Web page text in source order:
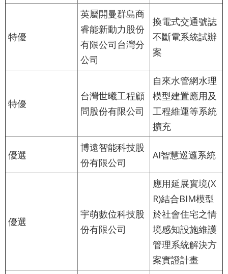
隱
權
資
安
政
策
聯
們
特優
英屬開曼群島商
睿能新動力股份
有限公司台灣分
公司
換電式交通號誌
不斷電系統試辦
案
特優
台灣世曦工程顧
問股份有限公司
自來水管網水理
模型建置應用及
工程維運等系統
擴充
優選
博遠智能科技股
份有限公司
AI智慧巡邏系統
優選
宇萌數位科技股
份有限公司
應用延展實境(X
R)結合BIM模型
於社會住宅之情
境感知設施維護
管理系統解決方
案實證計畫